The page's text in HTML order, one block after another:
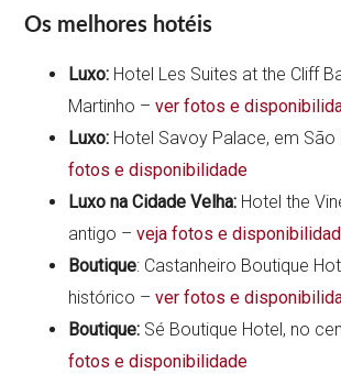
Os melhores hotéis
Luxo: Hotel Les Suites at the Cliff
Martinho –ver fotos e
Luxo: Hotel Savoy Palace, em
fotos e disponibilidade
Luxo na Cidade Velha: Hotel the
antigo –veja fotos e
Boutique: Castanheiro Boutique
histórico –ver fotos e
Boutique: Sé Boutique Hotel, no
fotos e disponibilidade